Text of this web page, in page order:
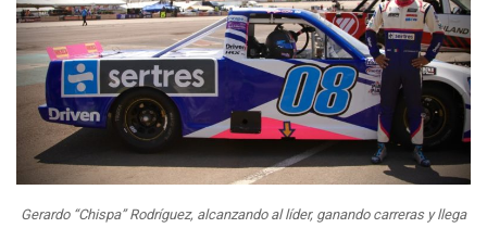
Gerardo “Chispa” Rodríguez, alcanzando al líder, ganando carreras y llega